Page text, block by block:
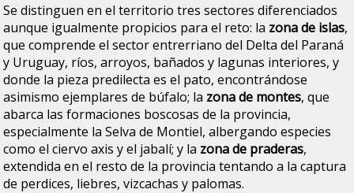
Se distinguen en el territorio tres sectores diferenciados
aunque igualmente propicios para el reto: la zona de islas,
que comprende el sector entrerriano del Delta del Paraná
y Uruguay, ríos, arroyos, bañados y lagunas interiores, y
donde la pieza predilecta es el pato, encontrándose
asimismo ejemplares de búfalo; la zona de montes, que
abarca las formaciones boscosas de la provincia,
especialmente la Selva de Montiel, albergando especies
como el ciervo axis y el jabalí; y la zona de praderas,
extendida en el resto de la provincia tentando a la captura
de perdices, liebres, vizcachas y palomas.